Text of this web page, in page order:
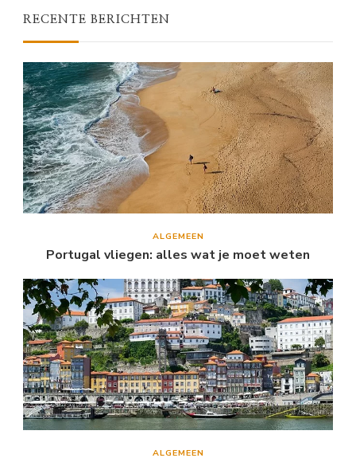
RECENTE BERICHTEN
ALGEMEEN
Portugal vliegen: alles wat je moet weten
ALGEMEEN